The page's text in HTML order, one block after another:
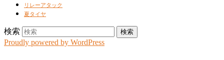
リレーアタック
夏タイヤ
検索
Proudly powered by WordPress